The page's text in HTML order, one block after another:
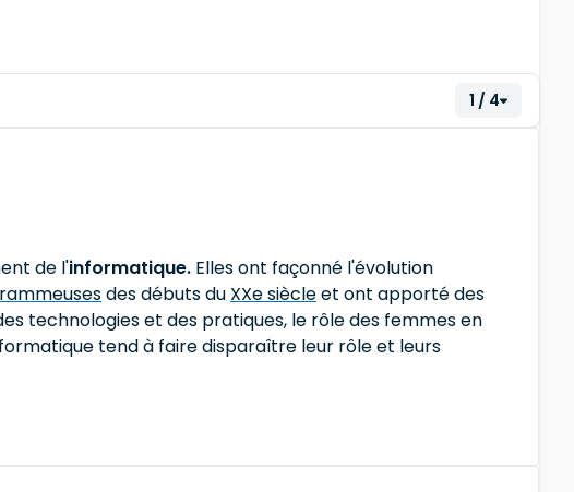
1 / 4
de l'informatique. Elles ont façonné l'évolution
des débuts du XXe siècleet ont apporté des
technologies et des pratiques, le rôle des femmes en
tend à faire disparaître leur rôle et leurs